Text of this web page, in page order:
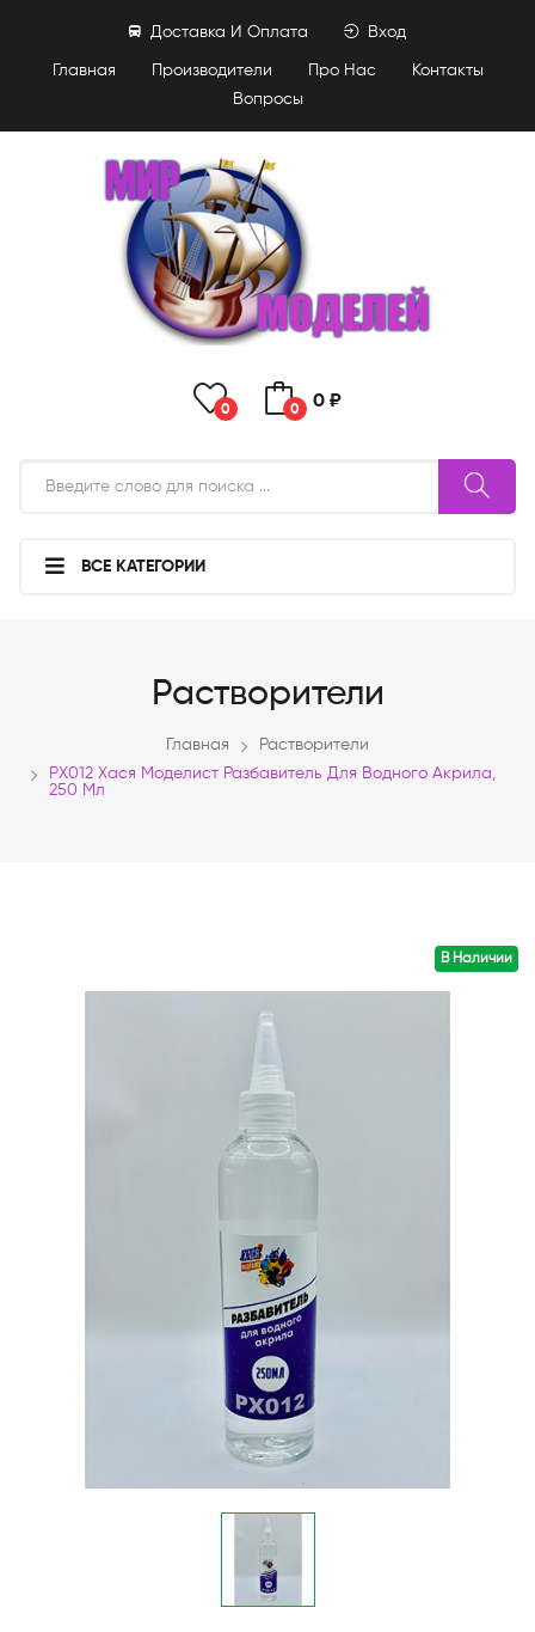
Главная Производители Про Нас
Контакты
Вопросы
Доставка И Оплата Вход
0 0 0 ₽
ВСЕ КАТЕГОРИИ
Растворители
Главная
Растворители
РХ012 Хася Моделист Разбавитель Для Водного Акрила,
250 Мл
В Наличии